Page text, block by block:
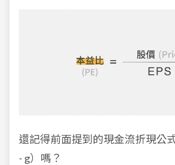
還記得前面提到的現金流折現公
- g）嗎？